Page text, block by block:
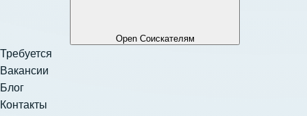
Open Соискателям
Требуется
Вакансии
Блог
Контакты